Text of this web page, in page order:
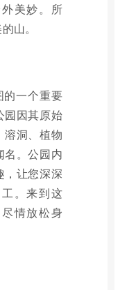
美妙。所
山。
的一个重要
园因其原始
溶洞、植物
名。公园内
，让您深深
。来到这
情放松身